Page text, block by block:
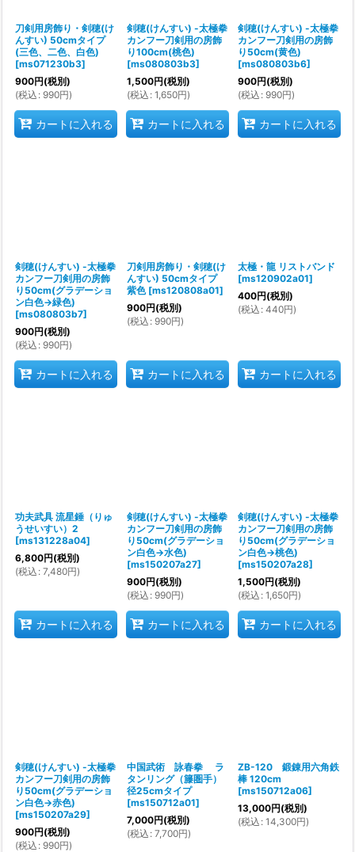
刀剣用房飾り・剣穂(け
んすい) 50cmタイプ
(三色、二色、白色)
[ms071230b3]
900円(税別)
(税込 : 990円)
カートに入れる
剣穂(けんすい) -太極拳
カンフー刀剣用の房飾
り100cm(桃色)
[ms080803b3]
1,500円(税別)
(税込 : 1,650円)
カートに入れる
剣穂(けんすい) -太極拳
カンフー刀剣用の房飾
り50cm(黄色)
[ms080803b6]
900円(税別)
(税込 : 990円)
カートに入れる
剣穂(けんすい) -太極拳
カンフー刀剣用の房飾
り50cm(グラデーショ
ン白色→緑色)
[ms080803b7]
900円(税別)
(税込 : 990円)
カートに入れる
刀剣用房飾り・剣穂(け
んすい) 50cmタイプ
紫色 [ms120808a01]
900円(税別)
(税込 : 990円)
カートに入れる
太極・龍 リストバンド
[ms120902a01]
400円(税別)
(税込 : 440円)
カートに入れる
功夫武具 流星錘（りゅ
うせいすい）2
[ms131228a04]
6,800円(税別)
(税込 : 7,480円)
カートに入れる
剣穂(けんすい) -太極拳
カンフー刀剣用の房飾
り50cm(グラデーショ
ン白色→水色)
[ms150207a27]
900円(税別)
(税込 : 990円)
カートに入れる
剣穂(けんすい) -太極拳
カンフー刀剣用の房飾
り50cm(グラデーショ
ン白色→桃色)
[ms150207a28]
1,500円(税別)
(税込 : 1,650円)
カートに入れる
剣穂(けんすい) -太極拳
カンフー刀剣用の房飾
り50cm(グラデーショ
ン白色→赤色)
[ms150207a29]
900円(税別)
(税込 : 990円)
中国武術 詠春拳 ラ
タンリング（籐圏手）
径25cmタイプ
[ms150712a01]
7,000円(税別)
(税込 : 7,700円)
ZB-120 鍛錬用六角鉄
棒 120cm
[ms150712a06]
13,000円(税別)
(税込 : 14,300円)